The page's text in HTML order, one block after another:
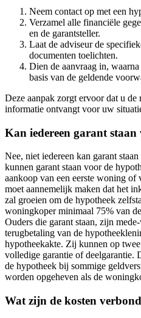
Neem contact op met een
Verzamel alle financiële
en de garantsteller.
Laat de adviseur de
documenten toelichten.
Dien de aanvraag in,
basis van de geldende
Deze aanpak zorgt ervoor dat u de
informatie ontvangt voor uw
Kan iedereen garant staan
Nee, niet iedereen kan garant
kunnen garant staan voor de
aankoop van een eerste woning
moet aannemelijk maken dat het
zal groeien om de hypotheek
woningkoper minimaal 75% van
Ouders die garant staan, zijn
terugbetaling van de
hypotheekakte. Zij kunnen op
volledige garantie of deelgarantie.
de hypotheek bij sommige
worden opgeheven als de
Wat zijn de kosten